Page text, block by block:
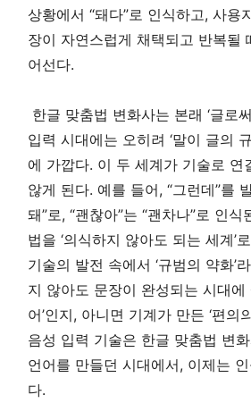
상황에서 “돼다”로 인식하고, 사
장이 자연스럽게 채택되고 반복될
어선다.
한글 맞춤법 변화사는 본래 ‘글로
입력 시대에는 오히려 ‘말이 글의
에 가깝다. 이 두 세계가 기술로
않게 된다. 예를 들어, “그런데”를
돼”로, “괜찮아”는 “괜차나”로 인
법을 ‘의식하지 않아도 되는 세계
기술의 발전 속에서 ‘규범의 약화
지 않아도 문장이 완성되는 시대
어’인지, 아니면 기계가 만든 ‘편
음성 입력 기술은 한글 맞춤법 변
언어를 만들던 시대에서, 이제는
다.